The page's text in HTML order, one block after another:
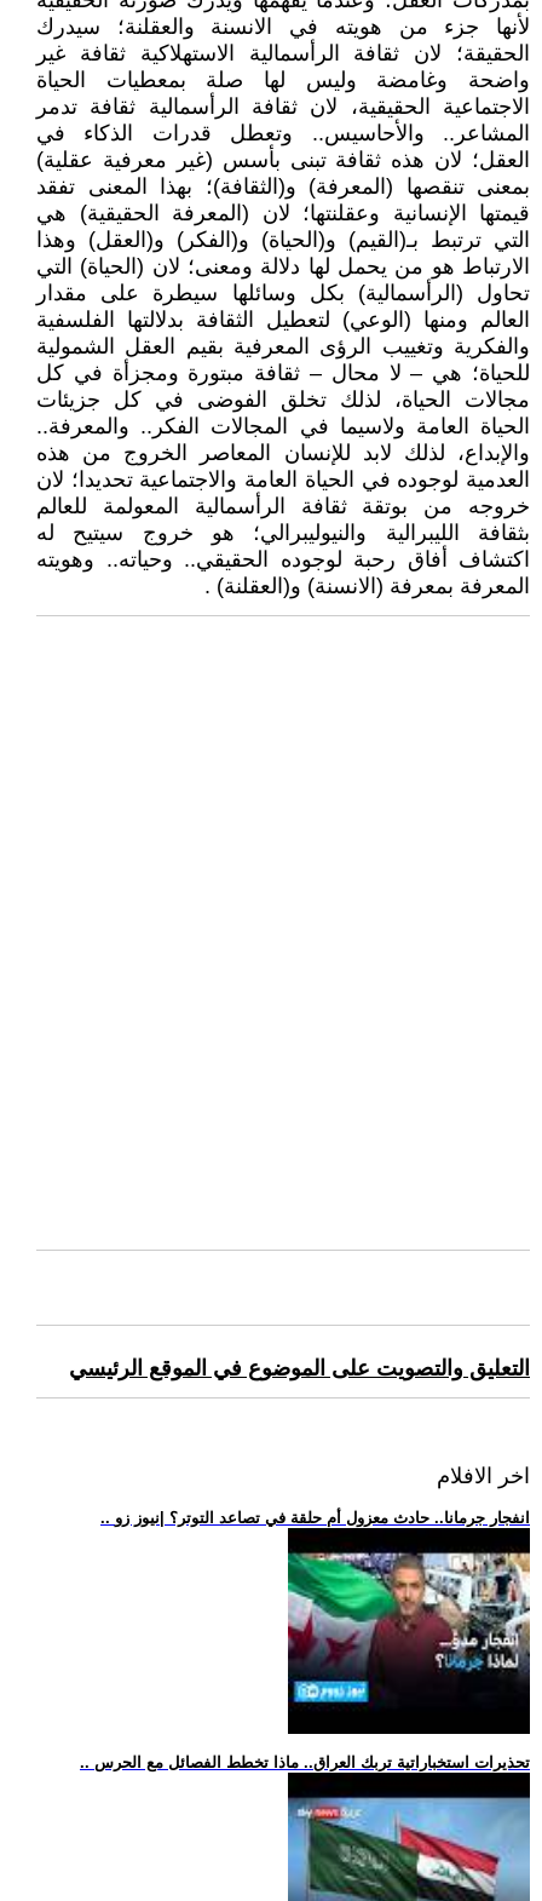
لأنها جزء من هويته في الانسنة والعقلنة؛ سيدرك
الحقيقة؛ لان ثقافة الرأسمالية الاستهلاكية ثقافة غير
واضحة وغامضة وليس لها صلة بمعطيات الحياة
الاجتماعية الحقيقية، لان ثقافة الرأسمالية ثقافة تدمر
المشاعر.. والأحاسيس.. وتعطل قدرات الذكاء في
العقل؛ لان هذه ثقافة تبنى بأسس (غير معرفية عقلية)
بمعنى تنقصها (المعرفة) و(الثقافة)؛ بهذا المعنى تفقد
قيمتها الإنسانية وعقلنتها؛ لان (المعرفة الحقيقية) هي
التي ترتبط بـ(القيم) و(الحياة) و(الفكر) و(العقل) وهذا
الارتباط هو من يحمل لها دلالة ومعنى؛ لان (الحياة) التي
تحاول (الرأسمالية) بكل وسائلها سيطرة على مقدار
العالم ومنها (الوعي) لتعطيل الثقافة بدلالتها الفلسفية
والفكرية وتغييب الرؤى المعرفية بقيم العقل الشمولية
للحياة؛ هي – لا محال – ثقافة مبتورة ومجزأة في كل
مجالات الحياة، لذلك تخلق الفوضى في كل جزيئات
الحياة العامة ولاسيما في المجالات الفكر.. والمعرفة..
والإبداع، لذلك لابد للإنسان المعاصر الخروج من هذه
العدمية لوجوده في الحياة العامة والاجتماعية تحديدا؛ لان
خروجه من بوتقة ثقافة الرأسمالية المعولمة للعالم
بثقافة الليبرالية والنيوليبرالي؛ هو خروج سيتيح له
اكتشاف أفاق رحبة لوجوده الحقيقي.. وحياته.. وهويته
المعرفة بمعرفة (الانسنة) و(العقلنة) .
التعليق والتصويت على الموضوع في الموقع الرئيسي
اخر الافلام
.. انفجار جرمانا.. حادث معزول أم حلقة في تصاعد التوتر؟ |نيوز زو
.. تحذيرات استخباراتية تربك العراق.. ماذا تخطط الفصائل مع الحرس